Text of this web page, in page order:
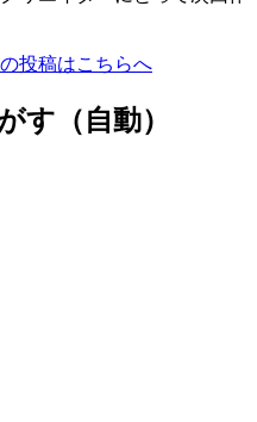
投稿はこちらへ
す（自動）